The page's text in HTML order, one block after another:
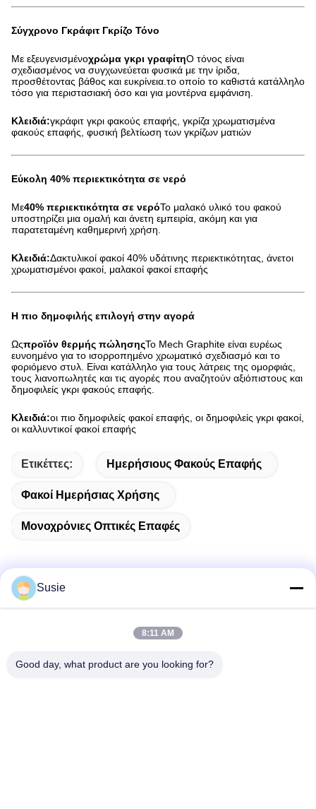
Σύγχρονο Γκράφιτ Γκρίζο Τόνο
Με εξευγενισμένοχρώμα γκρι γραφίτηΟ τόνος είναι
σχεδιασμένος να συγχωνεύεται φυσικά με την ίριδα,
προσθέτοντας βάθος και ευκρίνεια.το οποίο το καθιστά κατάλληλο
τόσο για περιστασιακή όσο και για μοντέρνα εμφάνιση.
Κλειδιά:γκράφιτ γκρι φακούς επαφής, γκρίζα χρωματισμένα
φακούς επαφής, φυσική βελτίωση των γκρίζων ματιών
Εύκολη 40% περιεκτικότητα σε νερό
Με40% περιεκτικότητα σε νερόΤο μαλακό υλικό του φακού
υποστηρίζει μια ομαλή και άνετη εμπειρία, ακόμη και για
παρατεταμένη καθημερινή χρήση.
Κλειδιά:Δακτυλικοί φακοί 40% υδάτινης περιεκτικότητας, άνετοι
χρωματισμένοι φακοί, μαλακοί φακοί επαφής
Η πιο δημοφιλής επιλογή στην αγορά
Ωςπροϊόν θερμής πώλησηςΤο Mech Graphite είναι ευρέως
ευνοημένο για το ισορροπημένο χρωματικό σχεδιασμό και το
φοριόμενο στυλ. Είναι κατάλληλο για τους λάτρεις της ομορφιάς,
τους λιανοπωλητές και τις αγορές που αναζητούν αξιόπιστους και
δημοφιλείς γκρι φακούς επαφής.
Κλειδιά:οι πιο δημοφιλείς φακοί επαφής, οι δημοφιλείς γκρι φακοί,
οι καλλυντικοί φακοί επαφής
Ετικέττες: Ημερήσιους Φακούς Επαφής
Φακοί Ημερήσιας Χρήσης
Μονοχρόνιες Οπτικές Επαφές
Δωμάτιο 1101, κτίριο 5, Gaosheng Times Square, αριθ. 789
Susie
8:11 AM
Good day, what product are you looking for?